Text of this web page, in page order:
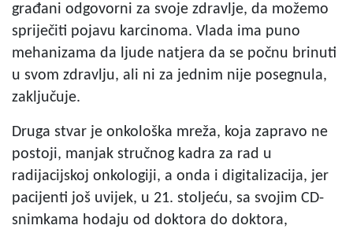
građani odgovorni za svoje zdravlje, da možemo
spriječiti pojavu karcinoma. Vlada ima puno
mehanizama da ljude natjera da se počnu brinuti
u svom zdravlju, ali ni za jednim nije posegnula,
zaključuje.
Druga stvar je onkološka mreža, koja zapravo ne
postoji, manjak stručnog kadra za rad u
radijacijskoj onkologiji, a onda i digitalizacija, jer
pacijenti još uvijek, u 21. stoljeću, sa svojim CD-
snimkama hodaju od doktora do doktora,